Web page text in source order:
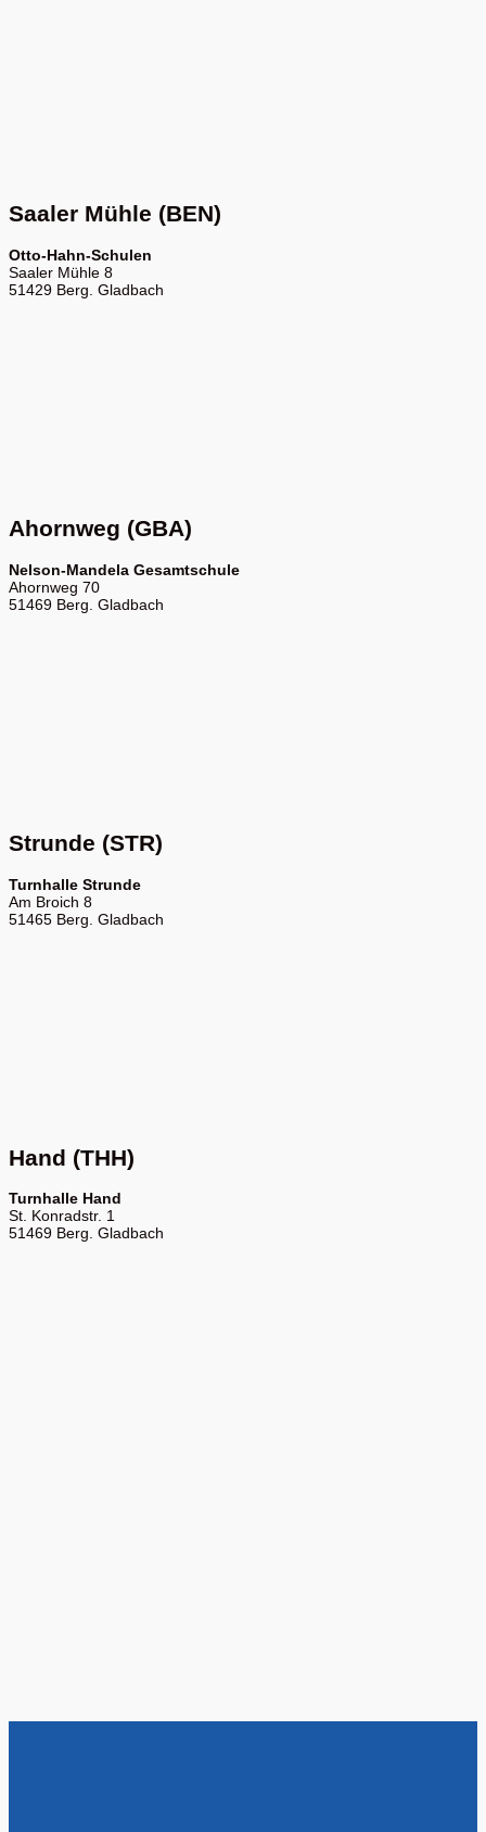
Saaler Mühle (BEN)
Otto-Hahn-Schulen
Saaler Mühle 8
51429 Berg. Gladbach
Ahornweg (GBA)
Nelson-Mandela Gesamtschule
Ahornweg 70
51469 Berg. Gladbach
Strunde (STR)
Turnhalle Strunde
Am Broich 8
51465 Berg. Gladbach
Hand (THH)
Turnhalle Hand
St. Konradstr. 1
51469 Berg. Gladbach